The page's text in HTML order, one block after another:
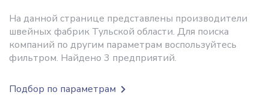
На данной странице представлены производители
швейных фабрик Тульской области. Для поиска
компаний по другим параметрам воспользуйтесь
фильтром. Найдено 3 предприятий.
Подбор по параметрам